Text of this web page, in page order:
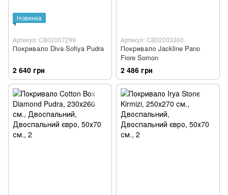
Новинка
Артикул: CB02007299
Покривало Diva Sofiya Pudra
2 640 грн
Артикул: CB02003360
Покривало Jackline Pano
Fiore Somon
2 486 грн